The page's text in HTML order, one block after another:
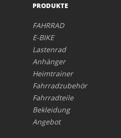
PRODUKTE
FAHRRAD
E-BIKE
Lastenrad
Anhänger
Heimtrainer
Fahrradzubehör
Fahrradteile
Bekleidung
Angebot